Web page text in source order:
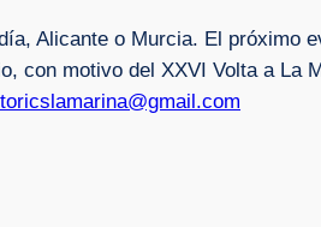
Alicante o Murcia. El próximo
con motivo del XXVI Volta a